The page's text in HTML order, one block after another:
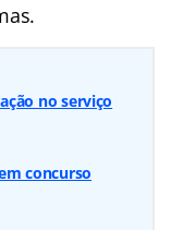
no serviço
concurso